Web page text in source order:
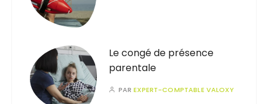
Le congé de présence
parentale
PAREXPERT-COMPTABLE VALOXY